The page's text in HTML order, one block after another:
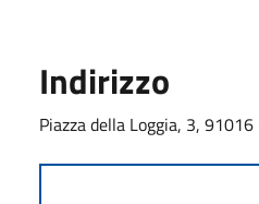
Indirizzo
Piazza della Loggia, 3,